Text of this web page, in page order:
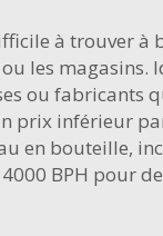
à trouver
les
ou fabricants
prix inférieur
en bouteille,
BPH pour